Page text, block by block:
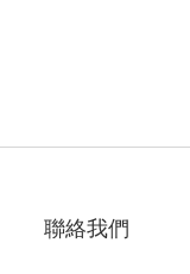
聯絡我們